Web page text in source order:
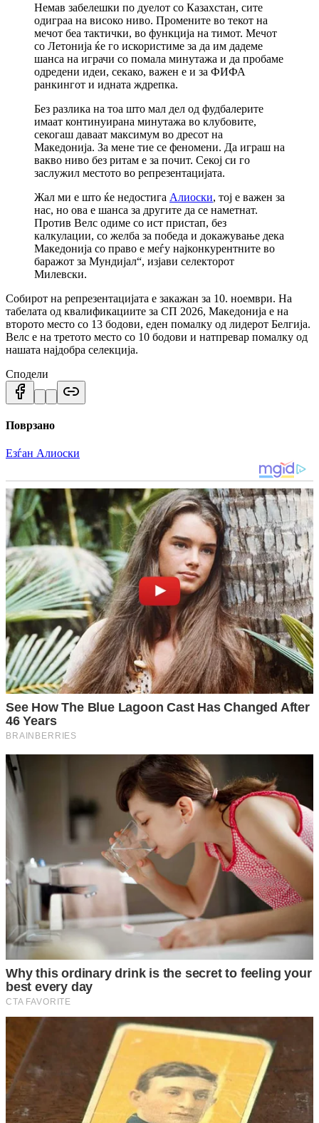
Немав забелешки по дуелот со Казахстан, сите
одиграа на високо ниво. Промените во текот на
мечот беа тактички, во функција на тимот. Мечот
со Летонија ќе го искористиме за да им дадеме
шанса на играчи со помала минутажа и да пробаме
одредени идеи, секако, важен е и за ФИФА
ранкингот и идната ждрепка.
Без разлика на тоа што мал дел од фудбалерите
имаат континуирана минутажа во клубовите,
секогаш даваат максимум во дресот на
Македонија. За мене тие се феномени. Да играш на
вакво ниво без ритам е за почит. Секој си го
заслужил местото во репрезентацијата.
Жал ми е што ќе недостига Алиоски, тој е важен за
нас, но ова е шанса за другите да се наметнат.
Против Велс одиме со ист пристап, без
калкулации, со желба за победа и докажување дека
Македонија со право е меѓу најконкурентните во
баражот за Мундијал“, изјави селекторот
Милевски.
Собирот на репрезентацијата е закажан за 10. ноември. На
табелата од квалификациите за СП 2026, Македонија е на
второто место со 13 бодови, еден помалку од лидерот Белгија.
Велс е на третото место со 10 бодови и натпревар помалку од
нашата најдобра селекција.
Сподели
Поврзано
Езѓан Алиоски